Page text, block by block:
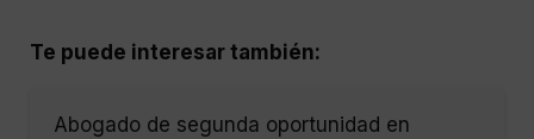
Te puede interesar también:
Abogado de segunda oportunidad en